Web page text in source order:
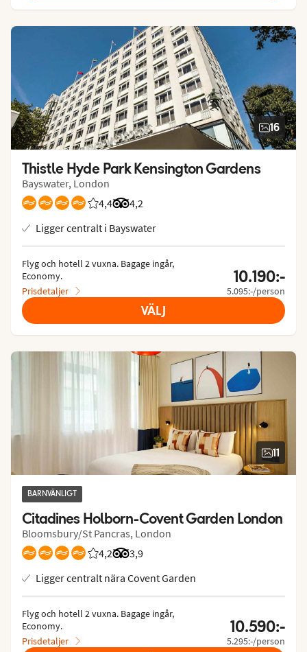
16
Thistle Hyde Park Kensington Gardens
Bayswater, London
4,4
Betyg från Vings gäster: 4.395/5
4,2
Betyg från Tripadvisor: 4.2 of 5
Ligger centralt i Bayswater
Flyg och hotell 2 vuxna. Bagage ingår,
Economy.
Prisdetaljer
10.190:-
5.095:-/person
VÄLJ
11
BARNVÄNLIGT
Citadines Holborn-Covent Garden London
Bloomsbury/St Pancras, London
4,2
Betyg från Vings gäster: 4.2/5
3,9
Betyg från Tripadvisor: 3.9 of 5
Ligger centralt nära Covent Garden
Flyg och hotell 2 vuxna. Bagage ingår,
Economy.
Prisdetaljer
10.590:-
5.295:-/person